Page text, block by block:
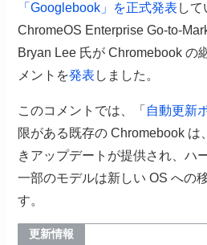
「Googlebook」を正式発表 し
ChromeOS Enterprise Go-to-
Bryan Lee 氏が Chromebook の
メントを発表 しました。
このコメントでは、「 自動更新
限がある既存の Chromebook は
きアップデートが提供され、ハ
一部のモデルは新しい OS への
す。
更新情報